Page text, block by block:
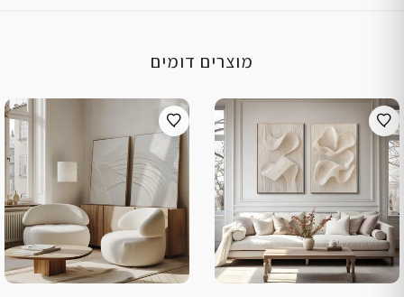
מוצרים דומים